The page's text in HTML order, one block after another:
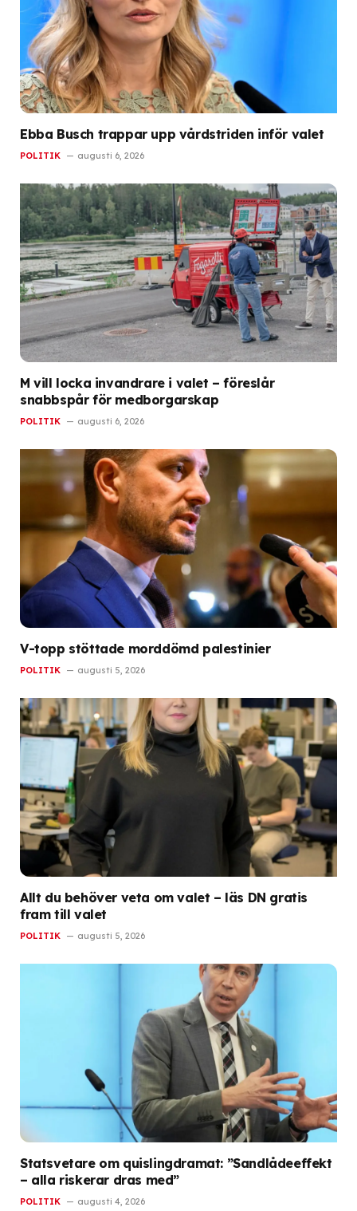
Ebba Busch trappar upp vårdstriden inför valet
POLITIK augusti 6, 2026
M vill locka invandrare i valet – föreslår
snabbspår för medborgarskap
POLITIK augusti 6, 2026
V-topp stöttade morddömd palestinier
POLITIK augusti 5, 2026
Allt du behöver veta om valet – läs DN gratis
fram till valet
POLITIK augusti 5, 2026
Statsvetare om quislingdramat: ”Sandlådeeffekt
– alla riskerar dras med”
POLITIK augusti 4, 2026